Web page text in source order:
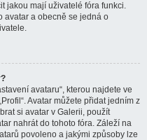
jakou mají uživatelé fóra funkci.
avatar a obecně se jedná o
avataru“, kterou najdete ve
Avatar můžete přidat jedním z
si avatar v Galerii, použít
nahrát do tohoto fóra. Záleží na
povoleno a jakými způsoby lze